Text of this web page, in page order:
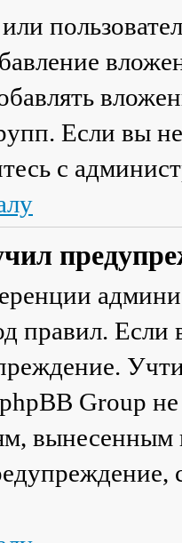
Если вы
с
правил.
Group
вынесенным